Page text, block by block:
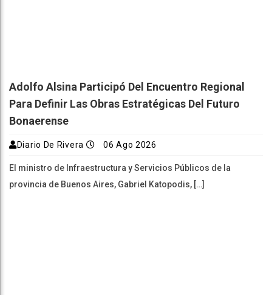
Adolfo Alsina Participó Del Encuentro Regional
Para Definir Las Obras Estratégicas Del Futuro
Bonaerense
Diario De Rivera 06 Ago 2026
El ministro de Infraestructura y Servicios Públicos de la
provincia de Buenos Aires, Gabriel Katopodis, […]